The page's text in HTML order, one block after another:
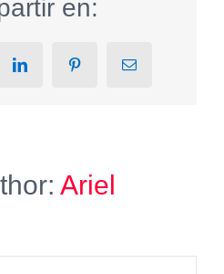
en:
LinkedInPinterest Email
Ariel